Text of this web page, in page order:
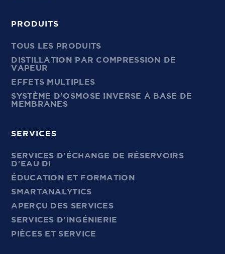
PRODUITS
TOUS LES PRODUITS
DISTILLATION PAR COMPRESSION DE
VAPEUR
EFFETS MULTIPLES
SYSTÈME D'OSMOSE INVERSE À BASE DE
MEMBRANES
SERVICES
SERVICES D'ÉCHANGE DE RÉSERVOIRS
D'EAU DI
ÉDUCATION ET FORMATION
SMARTANALYTICS
APERÇU DES SERVICES
SERVICES D'INGÉNIERIE
PIÈCES ET SERVICE